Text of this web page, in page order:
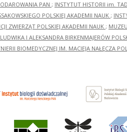
PAN ; INSTYTUT HISTORII im.
POLSKIEJ AKADEMII NAUK ;
ZWIERZĄT POLSKIEJ AKADEMII NAUK ;
I ALEKSANDRA BIRKENMAJERÓW
BIOMEDYCZNEJ IM. MACIEJA NAŁĘCZA